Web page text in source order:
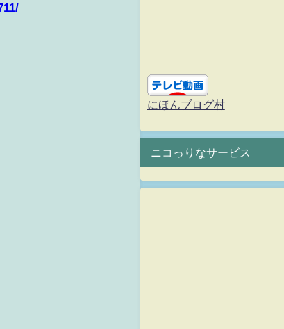
にほんブログ村
ニコっりなサービス